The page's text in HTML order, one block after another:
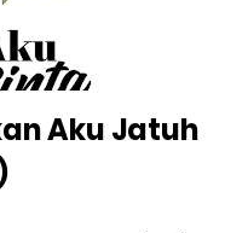
Aku Jatuh